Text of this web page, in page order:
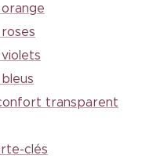
transparent
clés